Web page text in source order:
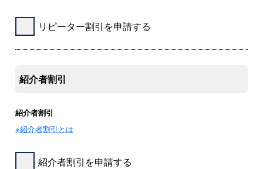
リピーター割引を申請する
紹介者割引
紹介者割引
※紹介者割引とは
紹介者割引を申請する